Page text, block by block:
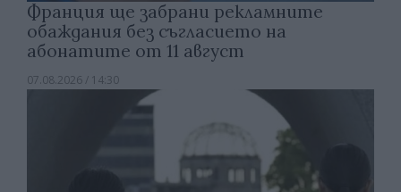
Франция ще забрани рекламните
обаждания без съгласието на
абонатите от 11 август
07.08.2026 / 14:30